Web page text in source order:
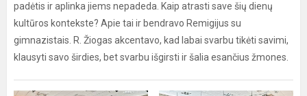
padėtis ir aplinka jiems nepadeda. Kaip atrasti save šių dienų
kultūros kontekste? Apie tai ir bendravo Remigijus su
gimnazistais. R. Žiogas akcentavo, kad labai svarbu tikėti savimi,
klausyti savo širdies, bet svarbu išgirsti ir šalia esančius žmones.